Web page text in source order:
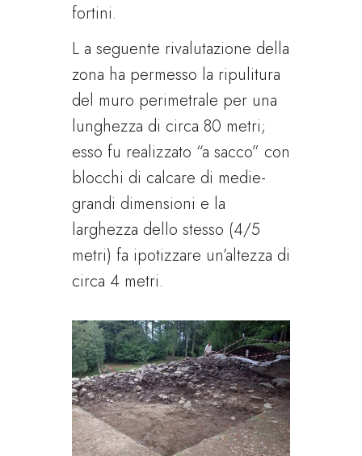
fortini.
L a seguente rivalutazione della
zona ha permesso la ripulitura
del muro perimetrale per una
lunghezza di circa 80 metri;
esso fu realizzato “a sacco” con
blocchi di calcare di medie-
grandi dimensioni e la
larghezza dello stesso (4/5
metri) fa ipotizzare un’altezza di
circa 4 metri.